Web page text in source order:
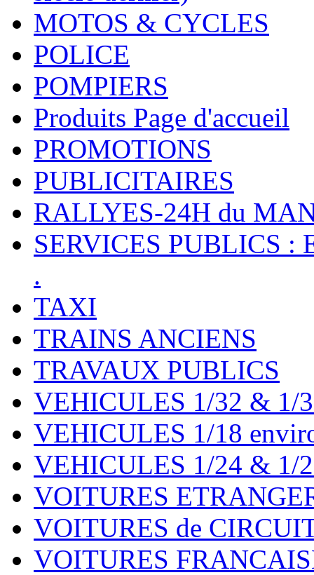
MOTOS & CYCLES
POLICE
POMPIERS
Produits Page d'accueil
PROMOTIONS
PUBLICITAIRES
RALLYES-24H du
SERVICES PUBLICS :
.
TAXI
TRAINS ANCIENS
TRAVAUX PUBLICS
VEHICULES 1/32 & 1/
VEHICULES 1/18
VEHICULES 1/24 & 1/
VOITURES
VOITURES de
VOITURES